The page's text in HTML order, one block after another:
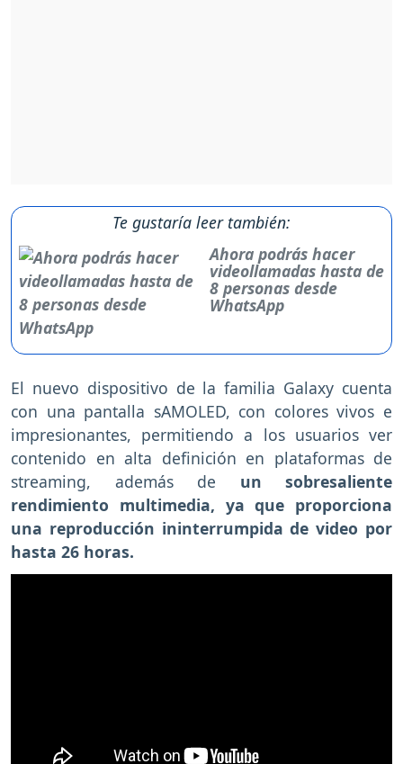
Te gustaría leer también:
Ahora podrás hacer
videollamadas hasta de
8 personas desde
WhatsApp
El nuevo dispositivo de la familia Galaxy cuenta
con una pantalla sAMOLED, con colores vivos e
impresionantes, permitiendo a los usuarios ver
contenido en alta definición en plataformas de
streaming, además de un sobresaliente
rendimiento multimedia, ya que proporciona
una reproducción ininterrumpida de video por
hasta 26 horas.